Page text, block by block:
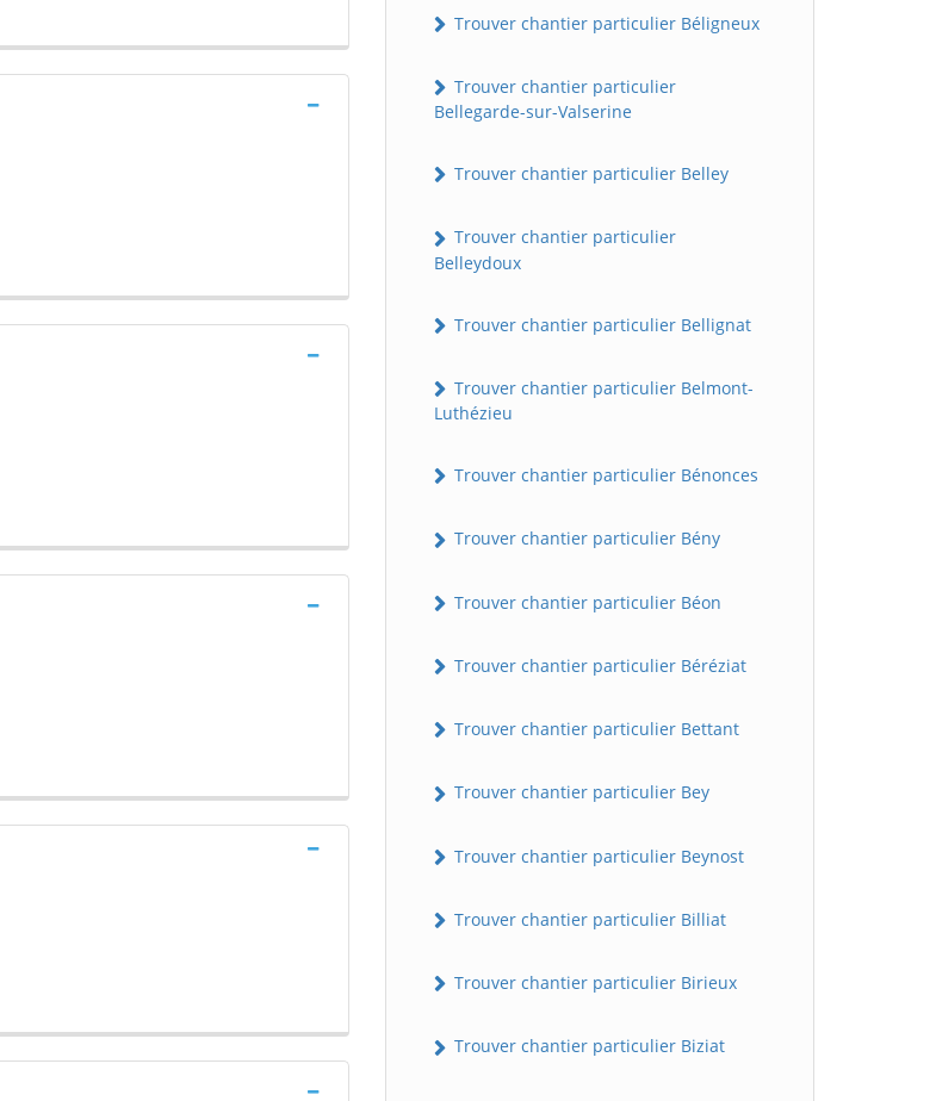
Trouver chantier particulier Béligneux
Trouver chantier particulier
Bellegarde-sur-Valserine
Trouver chantier particulier Belley
Trouver chantier particulier
Belleydoux
Trouver chantier particulier Bellignat
Trouver chantier particulier Belmont-
Luthézieu
Trouver chantier particulier Bénonces
Trouver chantier particulier Bény
Trouver chantier particulier Béon
Trouver chantier particulier Béréziat
Trouver chantier particulier Bettant
Trouver chantier particulier Bey
Trouver chantier particulier Beynost
Trouver chantier particulier Billiat
Trouver chantier particulier Birieux
Trouver chantier particulier Biziat